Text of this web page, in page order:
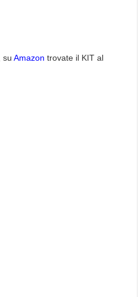
, suAmazontrovate il KIT al